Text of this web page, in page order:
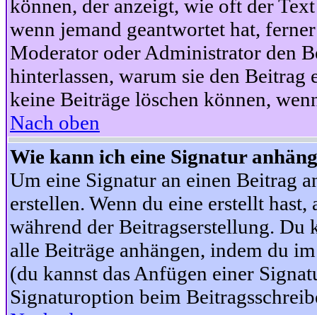
können, der anzeigt, wie oft der
wenn jemand geantwortet hat,
Moderator oder Administrator den
hinterlassen, warum sie den Beitrag
keine Beiträge löschen können,
Nach oben
Wie kann ich eine Signatur
Um eine Signatur an einen Beitrag
erstellen. Wenn du eine erstellt
während der Beitragserstellung. Du
alle Beiträge anhängen, indem du
(du kannst das Anfügen einer
Signaturoption beim